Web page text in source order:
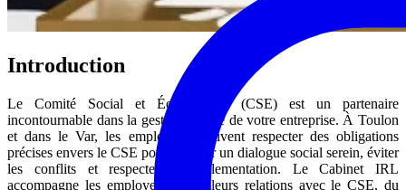
Introduction
Le Comité Social et Économique (CSE) est un partenaire
incontournable dans la gestion sociale de votre entreprise. À Toulon
et dans le Var, les employeurs doivent respecter des obligations
précises envers le CSE pour garantir un dialogue social serein, éviter
les conflits et respecter la réglementation. Le Cabinet IRL
accompagne les employeurs dans leurs relations avec le CSE, du